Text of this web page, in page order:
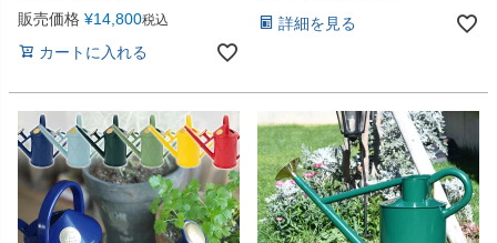
販売価格 ¥14,800税込
カートに入れる
詳細を見る